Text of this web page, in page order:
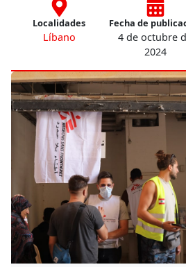
Localidades
Líbano
Fecha de
4 de octubre
2024